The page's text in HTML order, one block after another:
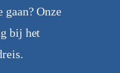
Onze
bij het